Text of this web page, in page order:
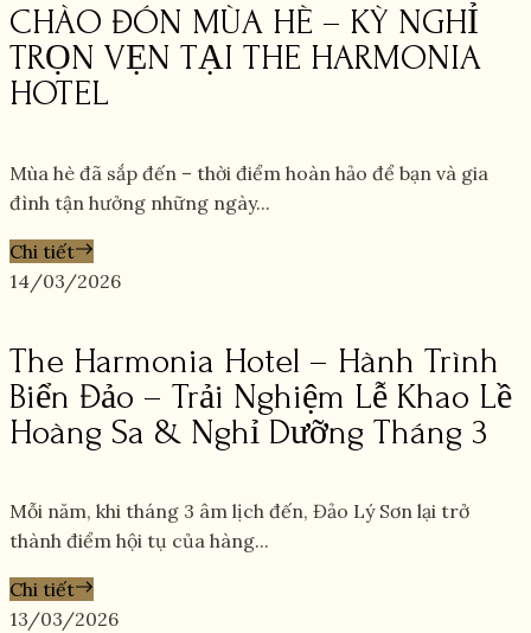
CHÀO ĐÓN MÙA HÈ – KỲ NGHỈ
TRỌN VẸN TẠI THE HARMONIA
HOTEL
Mùa hè đã sắp đến – thời điểm hoàn hảo để bạn và gia
đình tận hưởng những ngày...
Chi tiết
14/03/2026
The Harmonia Hotel – Hành Trình
Biển Đảo – Trải Nghiệm Lễ Khao Lề
Hoàng Sa & Nghỉ Dưỡng Tháng 3
Mỗi năm, khi tháng 3 âm lịch đến, Đảo Lý Sơn lại trở
thành điểm hội tụ của hàng...
Chi tiết
13/03/2026